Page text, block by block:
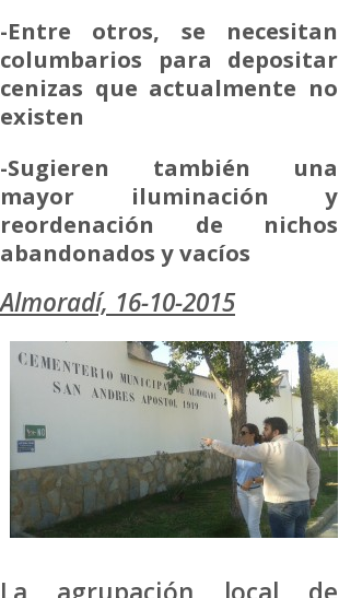
-Entre otros, se necesitan
columbarios para depositar
cenizas que actualmente no
existen
-Sugieren también una
mayor iluminación y
reordenación de nichos
abandonados y vacíos
Almoradí, 16-10-2015